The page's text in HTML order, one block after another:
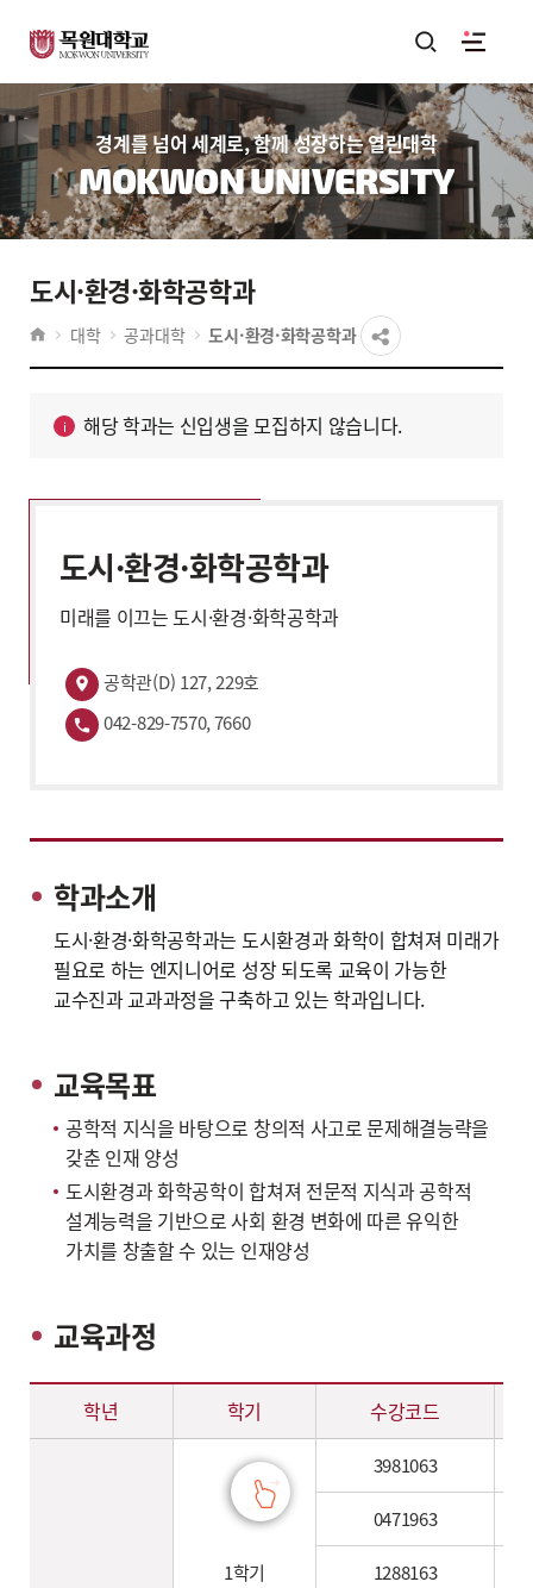
경계를 넘어 세계로, 함께 성장하는 열린대학
MOKWON UNIVERSITY
도시·환경·화학공학과
대학 공과대학 도시·환경·화학공학과
해당 학과는 신입생을 모집하지 않습니다.
도시·환경·화학공학과
미래를 이끄는 도시·환경·화학공학과
공학관(D) 127, 229호
042-829-7570, 7660
학과소개
도시·환경·화학공학과는 도시환경과 화학이 합쳐져 미래가
필요로 하는 엔지니어로 성장 되도록 교육이 가능한
교수진과 교과과정을 구축하고 있는 학과입니다.
교육목표
공학적 지식을 바탕으로 창의적 사고로 문제해결능략을
갖춘 인재 양성
도시환경과 화학공학이 합쳐져 전문적 지식과 공학적
설계능력을 기반으로 사회 환경 변화에 따른 유익한
가치를 창출할 수 있는 인재양성
교육과정
도시·환경·화학공학과 교육과정 – 학년, 학기, 수강코드, 과목명, 이수구분, 학점, 주당시수 정보 제공
학년 학기 수강코드
1학기
3981063
0471963
1288163